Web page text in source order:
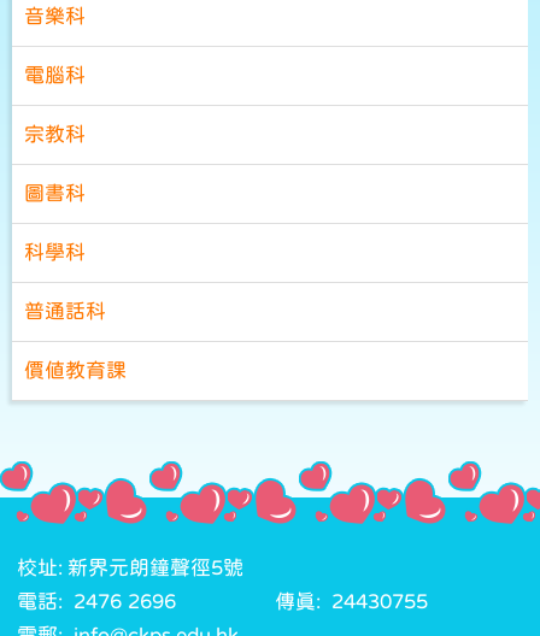
音樂科
電腦科
宗教科
圖書科
科學科
普通話科
價值教育課
校址: 新界元朗鐘聲徑5號
電話: 2476 2696
傳真: 24430755